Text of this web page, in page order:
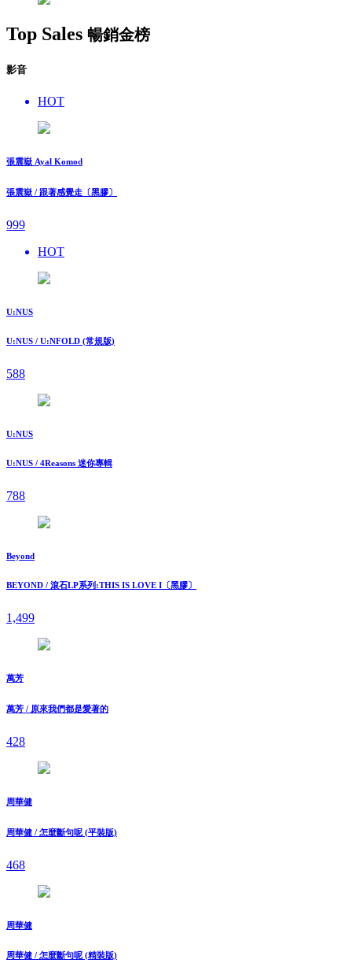
Top Sales 暢銷金榜
影音
HOT
張震嶽 Ayal Komod
張震嶽 / 跟著感覺走〔黑膠〕
999
HOT
U:NUS
U:NUS / U:NFOLD (常規版)
588
U:NUS
U:NUS / 4Reasons 迷你專輯
788
Beyond
BEYOND / 滾石LP系列:THIS IS LOVE I〔黑膠〕
1,499
萬芳
萬芳 / 原來我們都是愛著的
428
周華健
周華健 / 怎麼斷句呢 (平裝版)
468
周華健
周華健 / 怎麼斷句呢 (精裝版)